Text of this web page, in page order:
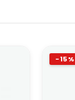
-15%